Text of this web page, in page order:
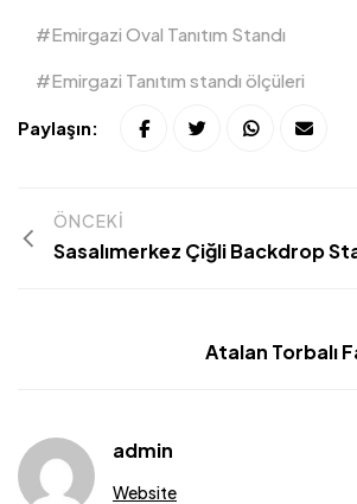
Emirgazi Oval Tanıtım Standı
Emirgazi Tanıtım standı ölçüleri
Paylaşın:
ÖNCEKI
Sasalımerkez Çiğli Backdrop
Atalan Torbalı
admin
Website